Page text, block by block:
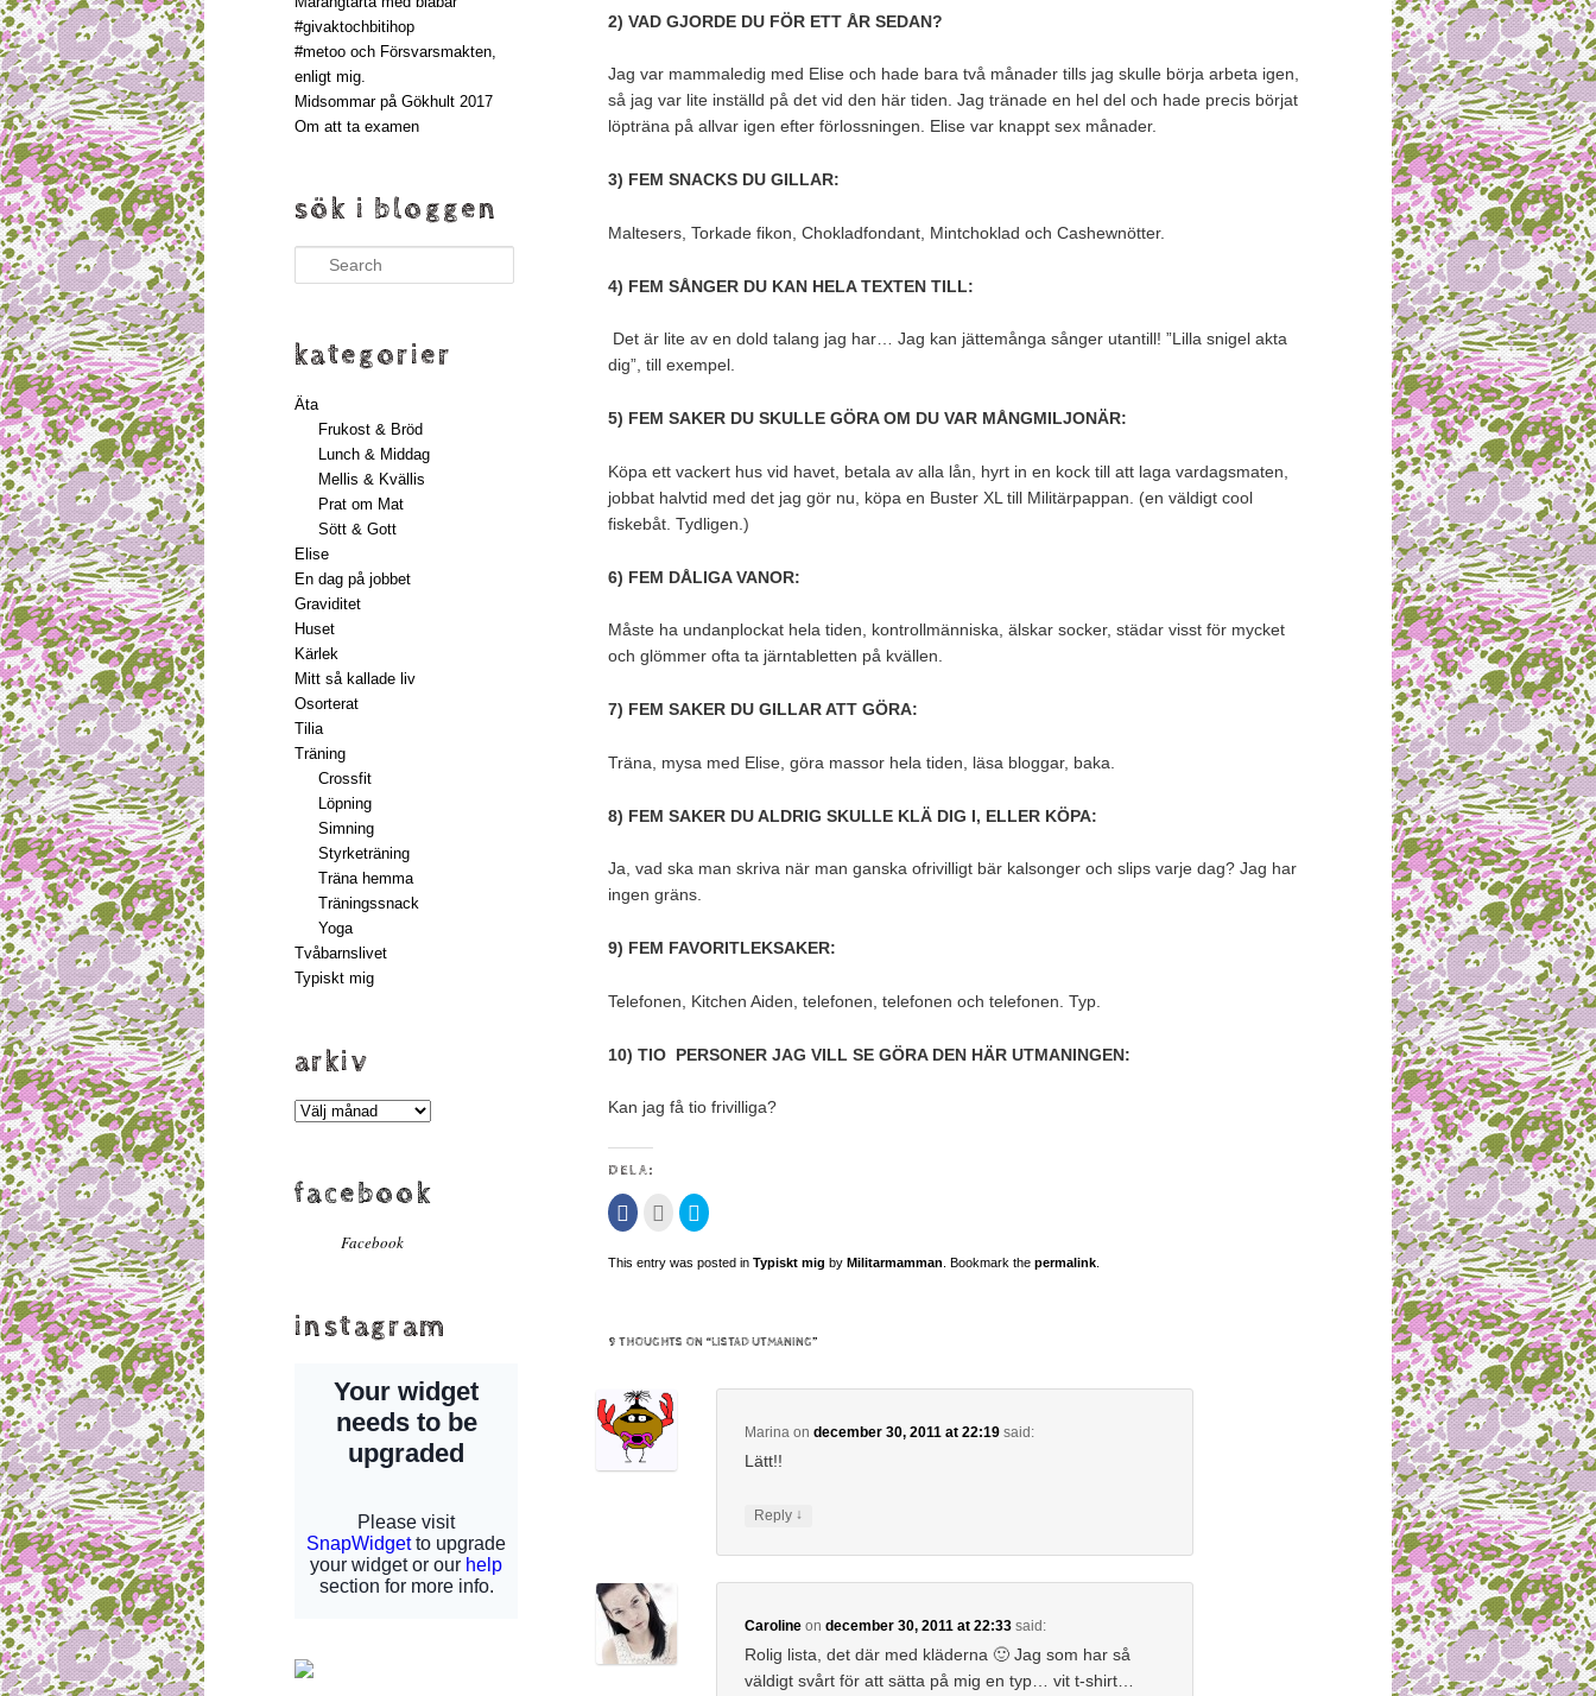
2) VAD GJORDE DU FÖR ETT ÅR SEDAN?
Jag var mammaledig med Elise och hade bara två månader tills jag skulle börja arbeta igen,
så jag var lite inställd på det vid den här tiden. Jag tränade en hel del och hade precis börjat
löpträna på allvar igen efter förlossningen. Elise var knappt sex månader.
3) FEM SNACKS DU GILLAR:
Maltesers, Torkade fikon, Chokladfondant, Mintchoklad och Cashewnötter.
4) FEM SÅNGER DU KAN HELA TEXTEN TILL:
Det är lite av en dold talang jag har… Jag kan jättemånga sånger utantill! ”Lilla snigel akta
dig”, till exempel.
5) FEM SAKER DU SKULLE GÖRA OM DU VAR MÅNGMILJONÄR:
Köpa ett vackert hus vid havet, betala av alla lån, hyrt in en kock till att laga vardagsmaten,
jobbat halvtid med det jag gör nu, köpa en Buster XL till Militärpappan. (en väldigt cool
fiskebåt. Tydligen.)
6) FEM DÅLIGA VANOR:
Måste ha undanplockat hela tiden, kontrollmänniska, älskar socker, städar visst för mycket
och glömmer ofta ta järntabletten på kvällen.
7) FEM SAKER DU GILLAR ATT GÖRA:
Träna, mysa med Elise, göra massor hela tiden, läsa bloggar, baka.
8) FEM SAKER DU ALDRIG SKULLE KLÄ DIG I, ELLER KÖPA:
Ja, vad ska man skriva när man ganska ofrivilligt bär kalsonger och slips varje dag? Jag har
ingen gräns.
9) FEM FAVORITLEKSAKER:
Telefonen, Kitchen Aiden, telefonen, telefonen och telefonen. Typ.
10) TIO PERSONER JAG VILL SE GÖRA DEN HÄR UTMANINGEN:
Kan jag få tio frivilliga?
DELA:
Klicka
för
på
nytt
fönster)
Klicka
för
detta
i
ett
Klicka
för
på
nytt
fönster)
This entry was posted in Typiskt mig by Militarmamman . Bookmark the permalink
9 THOUGHTS ON “LISTAD UTMANING”
Marinaon december 30, 2011 at 22:19 said:
Lätt!!
Reply ↓
Carolineon december 30, 2011 at 22:33 said:
Rolig lista, det där med kläderna 🙂 Jag som har så
väldigt svårt för att sätta på mig en typ… vit t-shirt…
#givaktochbitihop
#metoo och Försvarsmakten,
enligt mig.
Midsommar på Gökhult 2017
Om att ta examen
sök i bloggen
Search
kategorier
Äta
Frukost & Bröd
Lunch & Middag
Mellis & Kvällis
Prat om Mat
Sött & Gott
Elise
En dag på jobbet
Graviditet
Huset
Kärlek
Mitt så kallade liv
Osorterat
Tilia
Träning
Crossfit
Löpning
Simning
Styrketräning
Träna hemma
Träningssnack
Yoga
Tvåbarnslivet
Typiskt mig
arkiv
Arkiv
facebook
Facebook
instagram